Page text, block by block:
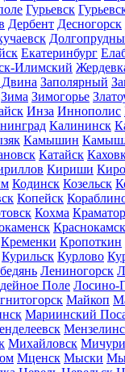
Гурьевск
Дербент Десногорск
Екатеринбург
Илимский
Двина Заполярный
Зима Зимогорье
Инза Иннополис
Калининск
Камышин
Катайск
Кириши
Кодинск Козельск
Копейск
Кохма
Краснокамск
Кременки Кропоткин
Курильск Курлово
Лениногорск
Поле Лосино-
Майкоп
Мариинский
Михайловск
Мценск Мыски